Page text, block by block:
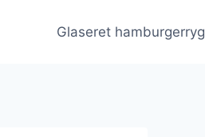
Glaseret hamburgerryg